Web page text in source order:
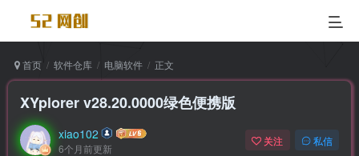
首页 软件仓库 电脑软件 正文
XYplorer v28.20.0000绿色便携版
xiao102
6个月前更新
关注 私信